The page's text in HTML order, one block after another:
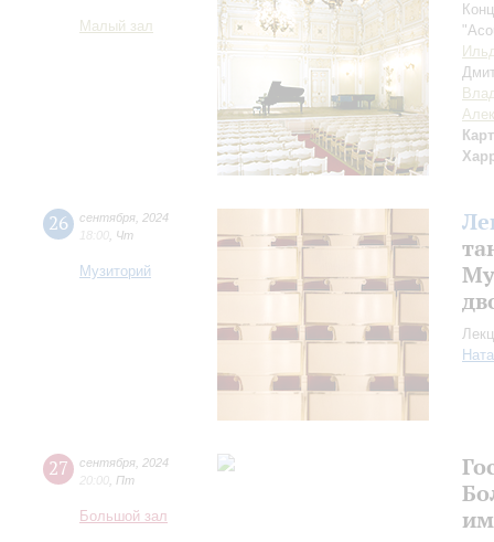
Малый зал
26 сентября 2024
18:00 Чт
Музиторий
27 сентября 2024
20:00 Пт
Большой зал